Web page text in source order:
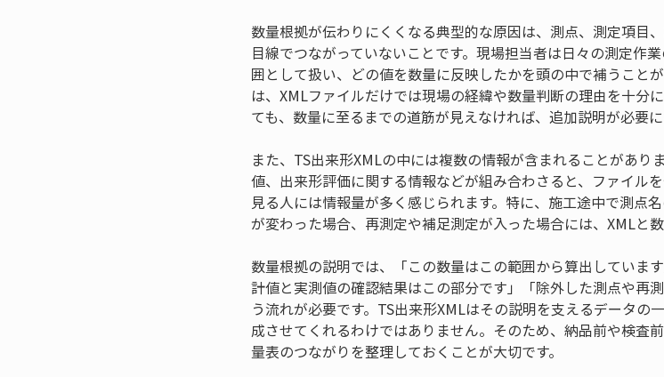
数量根拠が伝わりにくくなる典型的な原因は、測点、測定項目
目線でつながっていないことです。現場担当者は日々の測定作
囲として扱い、どの値を数量に反映したかを頭の中で補うこと
は、XMLファイルだけでは現場の経緯や数量判断の理由を十分
ても、数量に至るまでの道筋が見えなければ、追加説明が必要に
また、TS出来形XMLの中には複数の情報が含まれることがあ
値、出来形評価に関する情報などが組み合わさると、ファイル
見る人には情報量が多く感じられます。特に、施工途中で測点
が変わった場合、再測定や補足測定が入った場合には、XMLと
数量根拠の説明では、「この数量はこの範囲から算出していま
計値と実測値の確認結果はこの部分です」「除外した測点や再
う流れが必要です。TS出来形XMLはその説明を支えるデータ
成させてくれるわけではありません。そのため、納品前や検査
量表のつながりを整理しておくことが大切です。